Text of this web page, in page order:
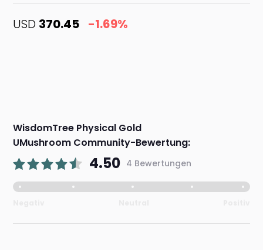
USD 370.45 -1.69%
WisdomTree Physical Gold
UMushroom Community-Bewertung:
4.50 4 Bewertungen